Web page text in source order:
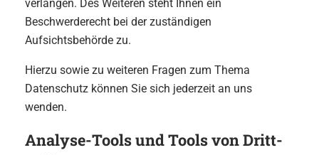
verlangen. Des Weiteren steht Ihnen ein
Beschwerderecht bei der zuständigen
Aufsichtsbehörde zu.
Hierzu sowie zu weiteren Fragen zum Thema
Datenschutz können Sie sich jederzeit an uns
wenden.
Analyse-Tools und Tools von Dritt­